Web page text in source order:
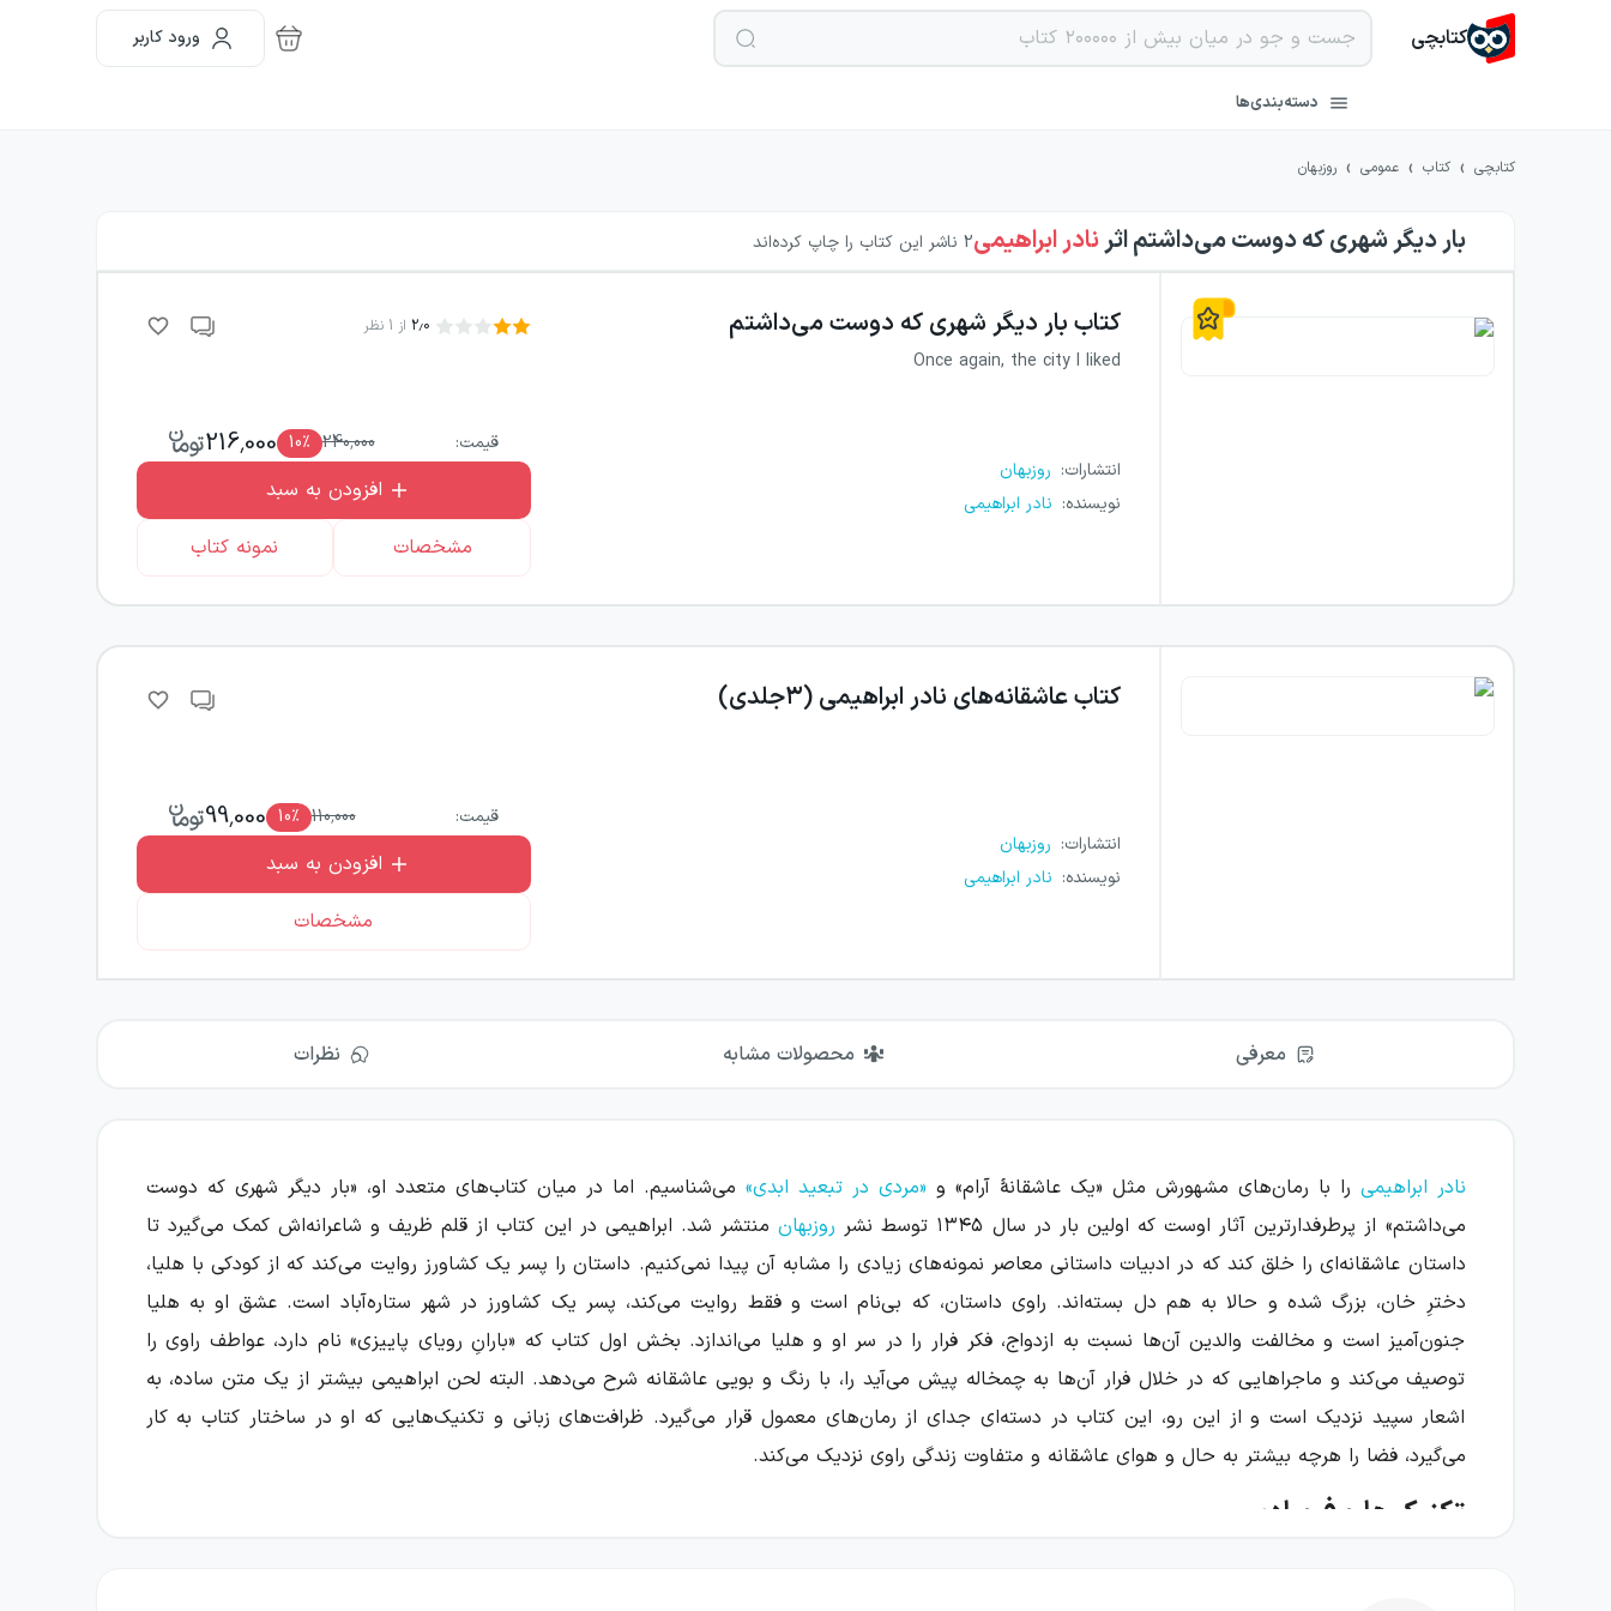
کتابچی ورود کاربر
دسته‌بندی‌ها
کتابچی › کتاب › عمومی › روزبهان
بار دیگر شهری که دوست می‌داشتماثرنادر ابراهیمی2 ناشر این کتاب را چاپ کرده‌اند
کتاب بار دیگر شهری که دوست می‌داشتم
Once again, the city I liked
انتشارات: روزبهان
نویسنده: نادر ابراهیمی
2.0 از 1 نظر
قیمت: 240,000
10٪ 216,000
افزودن به سبد
مشخصات
نمونه کتاب
کتابعاشقانه‌های نادر ابراهیمی (۳جلدی)
انتشارات: روزبهان
نویسنده: نادر ابراهیمی
قیمت: 110,000
10٪ 99,000
افزودن به سبد
مشخصات
معرفی محصولات مشابه نظرات
نادر ابراهیمی را با رمان‌های مشهورش مثل «یک عاشقانهٔ آرام» و «مردی در تبعید ابدی» می‌شناسیم. اما در میان کتاب‌های متعدد او، «بار دیگر شهری که دوست
می‌داشتم» از پرطرفدارترین آثار اوست که اولین بار در سال ۱۳۴۵ توسط نشر
روزبهانمنتشر شد. ابراهیمی در این کتاب از قلم ظریف و شاعرانه‌اش کمک می‌گیرد تا
داستان عاشقانه‌ای را خلق کند که در ادبیات داستانی معاصر نمونه‌های زیادی را مشابه آن پیدا نمی‌کنیم. داستان را پسر یک کشاورز روایت می‌کند که از کودکی با هلیا،
دخترِ خان، بزرگ شده و حالا به هم دل بسته‌اند. راوی داستان، که بی‌نام است و فقط روایت می‌کند، پسر یک کشاورز در شهر ستاره‌آباد است. عشق او به هلیا
جنون‌آمیز است و مخالفت والدین آن‌ها نسبت به ازدواج، فکر فرار را در سر او و هلیا می‌اندازد. بخش اول کتاب که «بارانِ رویای پاییزی» نام دارد، عواطف راوی را
توصیف می‌کند و ماجراهایی که در خلال فرار آن‌ها به چمخاله پیش می‌آید را، با رنگ و بویی عاشقانه شرح می‌دهد. البته لحن ابراهیمی بیشتر از یک متن ساده، به
اشعار سپید نزدیک است و از این رو، این کتاب در دسته‌ای جدای از رمان‌های معمول قرار می‌گیرد. ظرافت‌های زبانی و تکنیک‌هایی که او در ساختار کتاب به کار
می‌گیرد، فضا را هرچه بیشتر به حال و هوای عاشقانه و متفاوت زندگی راوی نزدیک می‌کند.
تکنیک‌ها و فرم ادبی